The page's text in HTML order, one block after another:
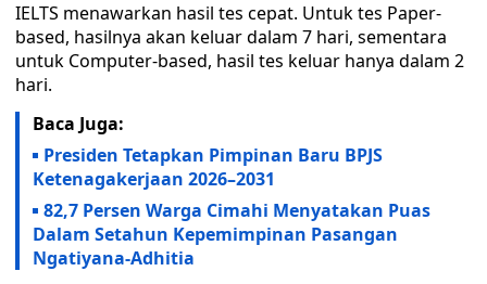
IELTS menawarkan hasil tes cepat. Untuk tes Paper-
based, hasilnya akan keluar dalam 7 hari, sementara
untuk Computer-based, hasil tes keluar hanya dalam 2
hari.
Baca Juga:
Presiden Tetapkan Pimpinan Baru BPJS
Ketenagakerjaan 2026–2031
82,7 Persen Warga Cimahi Menyatakan Puas
Dalam Setahun Kepemimpinan Pasangan
Ngatiyana-Adhitia